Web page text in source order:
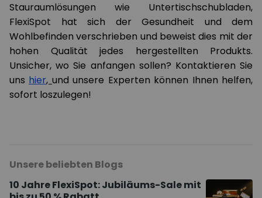
Stauraumlösungen wie Untertischschubladen,
FlexiSpot hat sich der Gesundheit und dem
Wohlbefinden verschrieben und beweist dies mit der
hohen Qualität jedes hergestellten Produkts.
Unsicher, wo Sie anfangen sollen? Kontaktieren Sie
uns hier, und unsere Experten können Ihnen helfen,
sofort loszulegen!
Unsere beliebten Blogs
10 Jahre FlexiSpot: Jubiläums-Sale mit